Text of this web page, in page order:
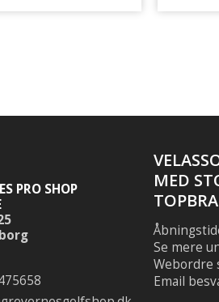
PRO SHOP
MED
Se mere
Webordre
Email